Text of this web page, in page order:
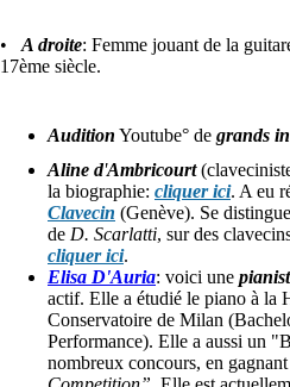
• A droite: Femme jouant de la
17ème siècle.
Audition Youtube° de grands
Aline d'Ambricourt
la biographie: cliquer ici. A eu
Clavecin (Genève). Se
de D. Scarlatti, sur des
cliquer ici.
Elisa D'Auria: voici une
actif. Elle a étudié le piano à la
Conservatoire de Milan
Performance). Elle a aussi un
nombreux concours, en